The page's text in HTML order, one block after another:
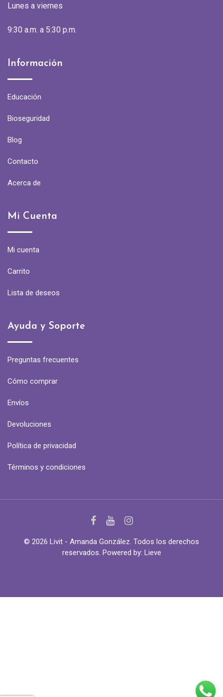
Lunes a viernes
9:30 a.m. a 5:30 p.m.
Información
Educación
Bioseguridad
Blog
Contacto
Acerca de
Mi Cuenta
Mi cuenta
Carrito
Lista de deseos
Ayuda y Soporte
Preguntas frecuentes
Cómo comprar
Envíos
Devoluciones
Política de privacidad
Términos y condiciones
© 2026 Livit - Amanda González. Todos los derechos
reservados. Powered by: Lieve